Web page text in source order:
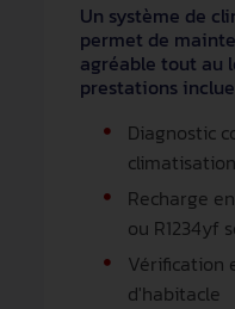
Un système de
permet de
agréable tout au
prestations
Diagnostic
climatisation
Recharge
ou R1234yf
Vérification
d'habitacle